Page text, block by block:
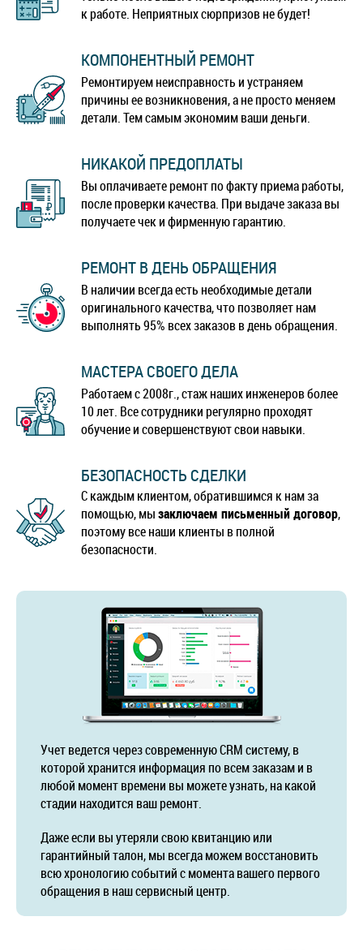
к работе. Неприятных сюрпризов не будет!
КОМПОНЕНТНЫЙ РЕМОНТ
Ремонтируем неисправность и устраняем
причины ее возникновения, а не просто меняем
детали. Тем самым экономим ваши деньги.
НИКАКОЙ ПРЕДОПЛАТЫ
Вы оплачиваете ремонт по факту приема работы,
после проверки качества. При выдаче заказа вы
получаете чек и фирменную гарантию.
РЕМОНТ В ДЕНЬ ОБРАЩЕНИЯ
В наличии всегда есть необходимые детали
оригинального качества, что позволяет нам
выполнять 95% всех заказов в день обращения.
МАСТЕРА СВОЕГО ДЕЛА
Работаем с 2008г., стаж наших инженеров более
10 лет. Все сотрудники регулярно проходят
обучение и совершенствуют свои навыки.
БЕЗОПАСНОСТЬ СДЕЛКИ
С каждым клиентом, обратившимся к нам за
помощью, мызаключаем письменный договор,
поэтому все наши клиенты в полной
безопасности.
Учет ведется через современную CRM систему, в
которой хранится информация по всем заказам и в
любой момент времени вы можете узнать, на какой
стадии находится ваш ремонт.
Даже если вы утеряли свою квитанцию или
гарантийный талон, мы всегда можем восстановить
всю хронологию событий с момента вашего первого
обращения в наш сервисный центр.